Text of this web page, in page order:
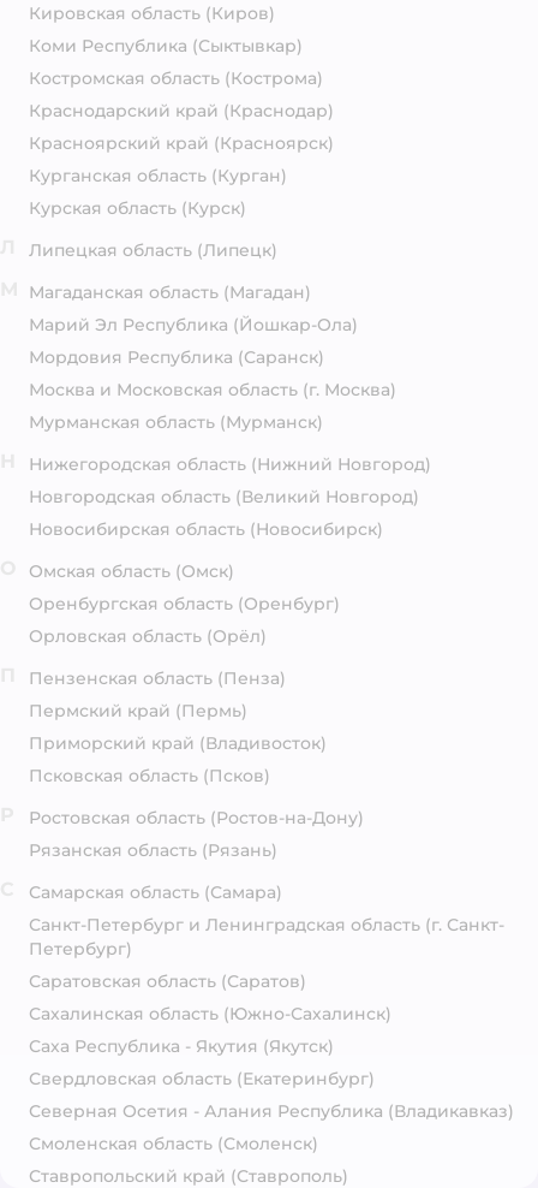
Кировская область (Киров)
Коми Республика (Сыктывкар)
Костромская область (Кострома)
Краснодарский край (Краснодар)
Красноярский край (Красноярск)
Курганская область (Курган)
Курская область (Курск)
Липецкая область (Липецк)
Магаданская область (Магадан)
Марий Эл Республика (Йошкар-Ола)
Мордовия Республика (Саранск)
Москва и Московская область (г. Москва)
Мурманская область (Мурманск)
Нижегородская область (Нижний Новгород)
Новгородская область (Великий Новгород)
Новосибирская область (Новосибирск)
Омская область (Омск)
Оренбургская область (Оренбург)
Орловская область (Орёл)
Пензенская область (Пенза)
Пермский край (Пермь)
Приморский край (Владивосток)
Псковская область (Псков)
Ростовская область (Ростов-на-Дону)
Рязанская область (Рязань)
Самарская область (Самара)
Санкт-Петербург и Ленинградская область (г. Санкт-
Петербург)
Саратовская область (Саратов)
Сахалинская область (Южно-Сахалинск)
Саха Республика - Якутия (Якутск)
Свердловская область (Екатеринбург)
Северная Осетия - Алания Республика (Владикавказ)
Смоленская область (Смоленск)
Ставропольский край (Ставрополь)